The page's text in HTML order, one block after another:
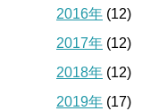
2016年 (12)
2017年 (12)
2018年 (12)
2019年 (17)